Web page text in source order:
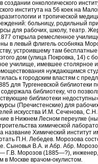
онкологического
института на 56 коек на
и тропической
больницу, родильный
для рабочих, школу, театр.
открыла ремесленное
в левый флигель особняка
устроившему там
дом (улица Покровка, 14) с
училище, имевшее столярное
нуждающимся
к городским властям с
для Тургеневской
библиотеку, что
библиотеки
(Пречистенские) для
искусства И.М. Сеченова,
в Нижнем Лесном переулке
химической
название Химический
П.Н. Лебедев. Морозова
Сыновья В.А. и Абр. Абр.
Г.В. Морозов (1885—?),
Москве врачом-окулистом.